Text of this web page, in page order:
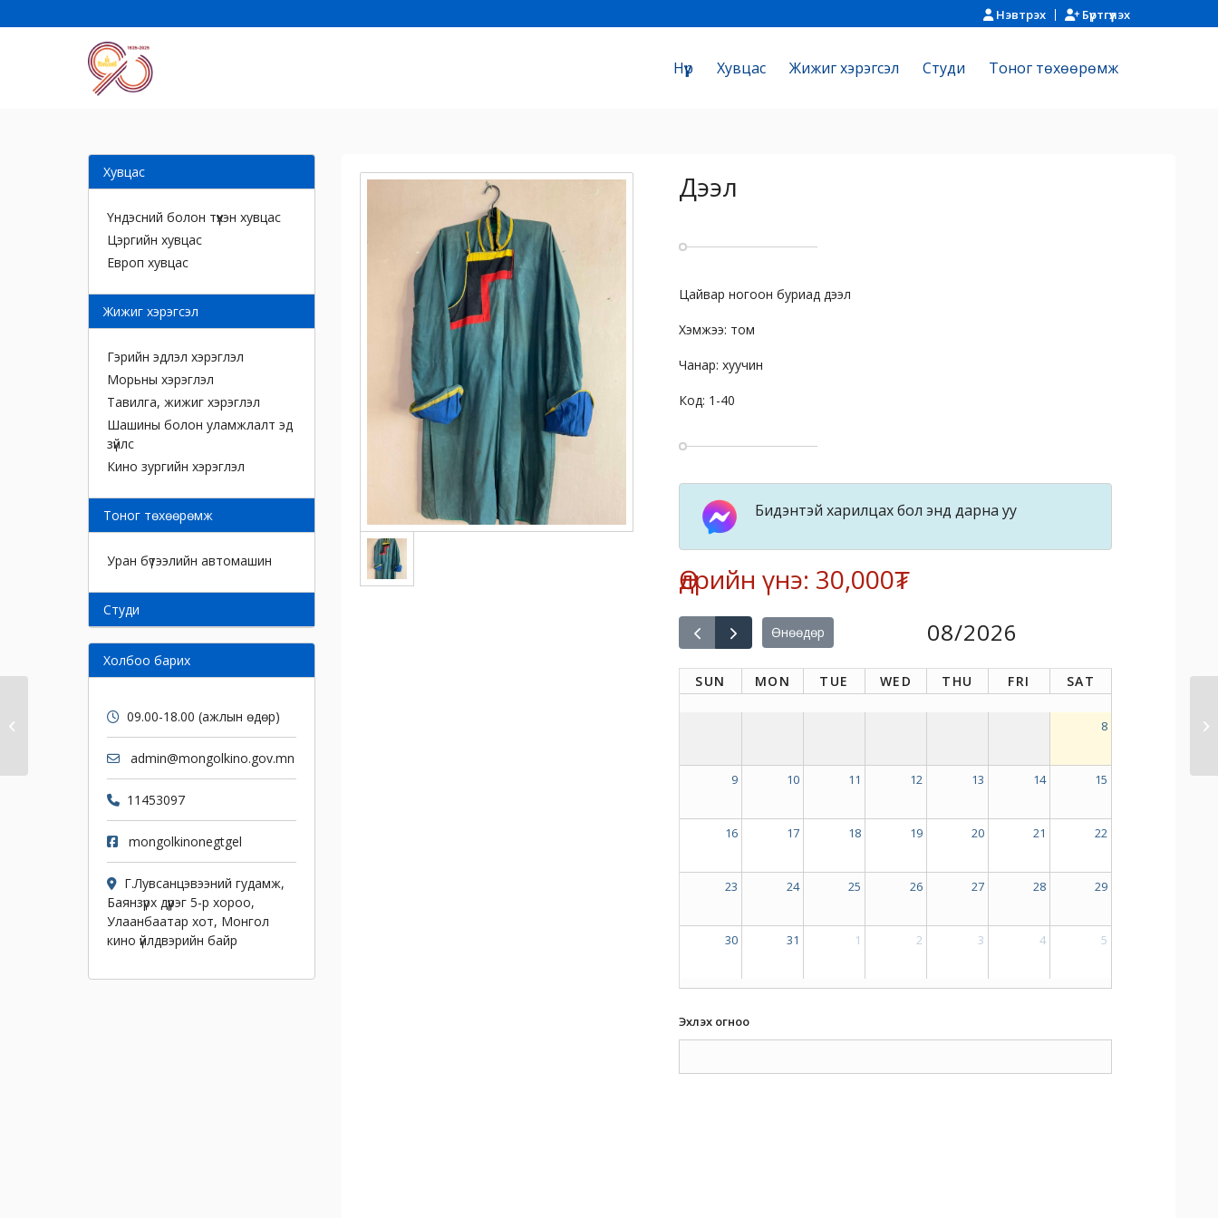
Нэвтрэх Бүртгүүлэх
Нүүр Хувцас Жижиг хэрэгсэл Cтуди Тоног төхөөрөмж
Дээл
Цайвар ногоон буриад дээл
Хэмжээ: том
Чанар: хуучин
Код: 1-40
Бидэнтэй харилцах бол энд дарна уу
Өдрийн үнэ: 30,000₮
Өнөөдөр 08/2026
SUN MON TUE WED THU FRI SAT
8
9 10 11 12 13 14 15
16 17 18 19 20 21 22
23 24 25 26 27 28 29
30 31 1 2 3 4 5
Эхлэх огноо
Хувцас
Үндэсний болон түүхэн хувцас
Цэргийн хувцас
Европ хувцас
Жижиг хэрэгсэл
Гэрийн эдлэл хэрэглэл
Морьны хэрэглэл
Тавилга, жижиг хэрэглэл
Шашины болон уламжлалт эд
зүйлс
Кино зургийн хэрэглэл
Тоног төхөөрөмж
Уран бүтээлийн автомашин
Cтуди
Холбоо барих
09.00-18.00 (ажлын өдөр)
admin@mongolkino.gov.mn
11453097
mongolkinonegtgel
Г.Лувсанцэвээний гудамж,
Баянзүрх дүүрэг 5-р хороо,
Улаанбаатар хот, Монгол
кино үйлдвэрийн байр